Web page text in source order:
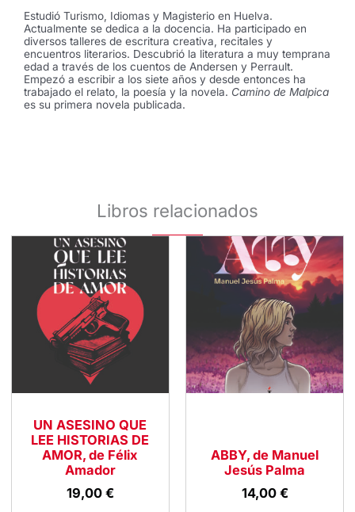
Estudió Turismo, Idiomas y Magisterio en Huelva.
Actualmente se dedica a la docencia. Ha participado en
diversos talleres de escritura creativa, recitales y
encuentros literarios. Descubrió la literatura a muy temprana
edad a través de los cuentos de Andersen y Perrault.
Empezó a escribir a los siete años y desde entonces ha
trabajado el relato, la poesía y la novela. Camino de Malpica
es su primera novela publicada.
Libros relacionados
UN ASESINO QUE
LEE HISTORIAS DE
AMOR, de Félix
Amador
19,00 €
ABBY, de Manuel
Jesús Palma
14,00 €